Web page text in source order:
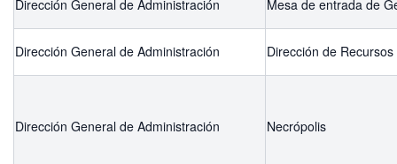
Dirección General de Administración Mesa de entrada de
Dirección General de Administración Dirección de
Dirección General de Administración Necrópolis